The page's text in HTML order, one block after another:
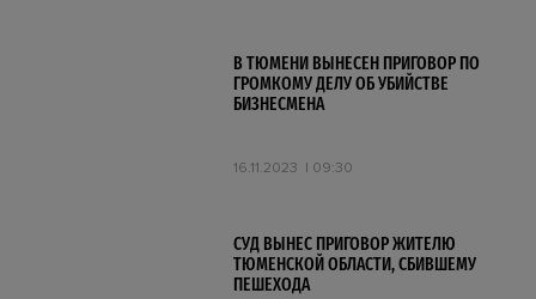
В ТЮМЕНИ ВЫНЕСЕН ПРИГОВОР ПО
ГРОМКОМУ ДЕЛУ ОБ УБИЙСТВЕ
БИЗНЕСМЕНА
16.11.2023 09:30
СУД ВЫНЕС ПРИГОВОР ЖИТЕЛЮ
ТЮМЕНСКОЙ ОБЛАСТИ, СБИВШЕМУ
ПЕШЕХОДА